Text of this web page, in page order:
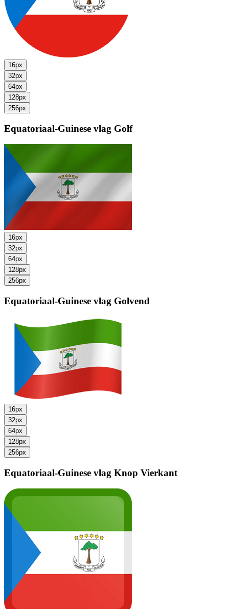
16px
32px
64px
128px
256px
Equatoriaal-Guinese vlag Golf
16px
32px
64px
128px
256px
Equatoriaal-Guinese vlag Golvend
16px
32px
64px
128px
256px
Equatoriaal-Guinese vlag Knop Vierkant